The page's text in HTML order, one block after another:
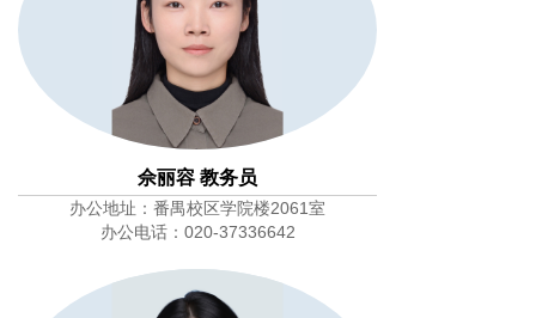
佘丽容 教务员
办公地址：番禺校区学院楼2061室
办公电话：020-37336642